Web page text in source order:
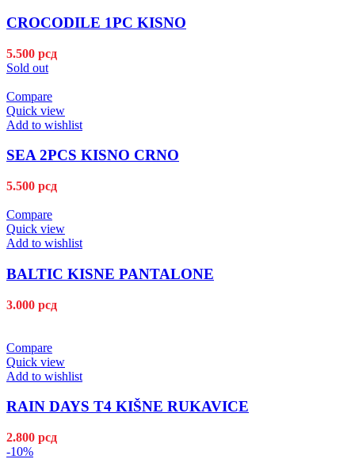
CROCODILE 1PC KISNO
5.500 рсд
Sold out
Compare
Quick view
Add to wishlist
SEA 2PCS KISNO CRNO
5.500 рсд
Compare
Quick view
Add to wishlist
BALTIC KISNE PANTALONE
3.000 рсд
Compare
Quick view
Add to wishlist
RAIN DAYS T4 KIŠNE RUKAVICE
2.800 рсд
-10%